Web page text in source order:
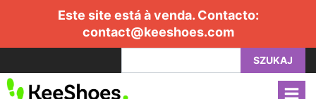
Este site está à venda. Contacto:
contact@keeshoes.com
SZUKAJ